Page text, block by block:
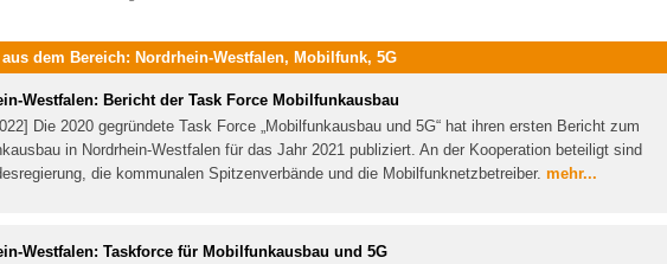
dem Bereich: Nordrhein-Westfalen, Mobilfunk, 5G
Westfalen: Bericht der Task Force Mobilfunkausbau
Die 2020 gegründete Task Force „Mobilfunkausbau und 5G“ hat ihren ersten Bericht zum
in Nordrhein-Westfalen für das Jahr 2021 publiziert. An der Kooperation beteiligt sind
die kommunalen Spitzenverbände und die Mobilfunknetzbetreiber. mehr...
Westfalen: Taskforce für Mobilfunkausbau und 5G